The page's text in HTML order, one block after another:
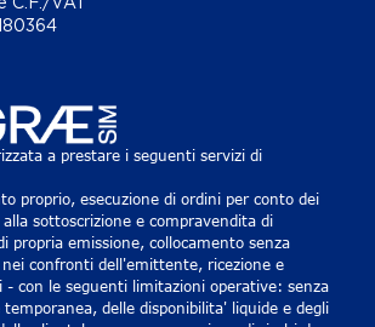
a prestare i seguenti servizi di
proprio, esecuzione di ordini per conto dei
sottoscrizione e compravendita di
propria emissione, collocamento senza
nei confronti dell'emittente, ricezione e
- con le seguenti limitazioni operative: senza
delle disponibilita' liquide e degli